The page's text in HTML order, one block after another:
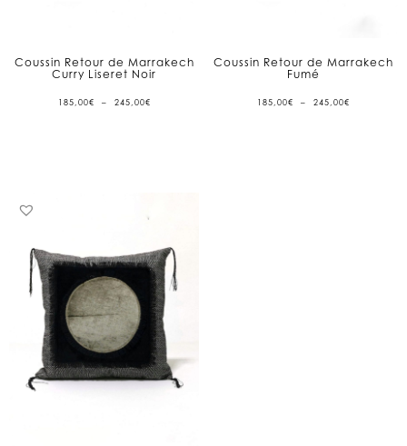
Coussin Retour de Marrakech
Curry Liseret Noir
185,00€ – 245,00€PLAGE
DE
Coussin Retour de Marrakech
Fumé
185,00€ – 245,00€PLAGE
DE